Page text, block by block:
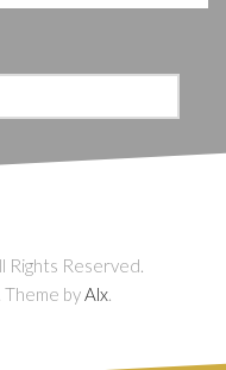
Reserved.
. Theme byAlx.